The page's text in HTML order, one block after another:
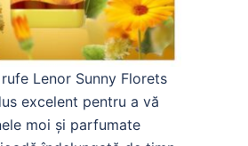
Lenor Sunny Florets
excelent pentru a vă
moi și parfumate